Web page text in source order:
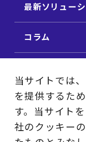
最新ソリュー
コラム
ビジネステー
動画ライブラリ
当サイトでは
を提供するた
す。当サイト
社のクッキー